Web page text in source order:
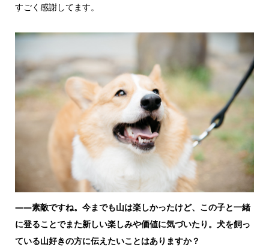
すごく感謝してます。
——素敵ですね。今までも山は楽しかったけど、この子と一緒
に登ることでまた新しい楽しみや価値に気づいたり。犬を飼っ
ている山好きの方に伝えたいことはありますか？